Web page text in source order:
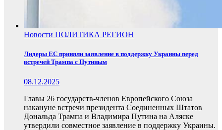
Новости ПОЛИТИКА РЕГИОН
Лидеры ЕС приняли заявление в поддержку Украины перед
встречей Трампа с Путиным
08.12.2025
Главы 26 государств-членов Европейского Союза
накануне встречи президента Соединенных Штатов
Дональда Трампа и Владимира Путина на Аляске
утвердили совместное заявление в поддержку Украины.